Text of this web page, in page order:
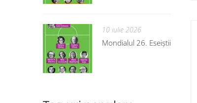
10 iulie 2026
Mondialul 26. Eseiștii